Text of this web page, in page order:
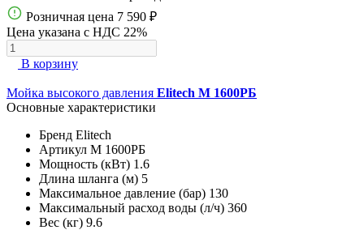
Розничная цена 7 590 ₽
Цена указана с НДС 22%
В корзину
Мойка высокого давления Elitech М 1600РБ
Основные характеристики
Бренд Elitech
Артикул М 1600РБ
Мощность (кВт) 1.6
Длина шланга (м) 5
Максимальное давление (бар) 130
Максимальный расход воды (л/ч) 360
Вес (кг) 9.6